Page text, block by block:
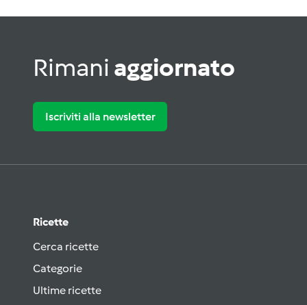
Rimani aggiornato
Iscriviti alla newsletter
Ricette
Cerca ricette
Categorie
Ultime ricette